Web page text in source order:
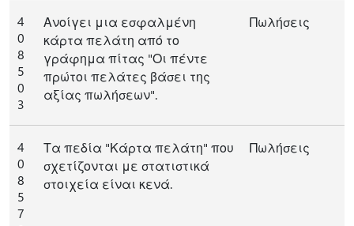
4
0
8
5
0
3
Ανοίγει μια εσφαλμένη
κάρτα πελάτη από το
γράφημα πίτας "Οι πέντε
πρώτοι πελάτες βάσει της
αξίας πωλήσεων".
Πωλήσεις
4
0
8
5
7
Τα πεδία "Κάρτα πελάτη" που
σχετίζονται με στατιστικά
στοιχεία είναι κενά.
Πωλήσεις